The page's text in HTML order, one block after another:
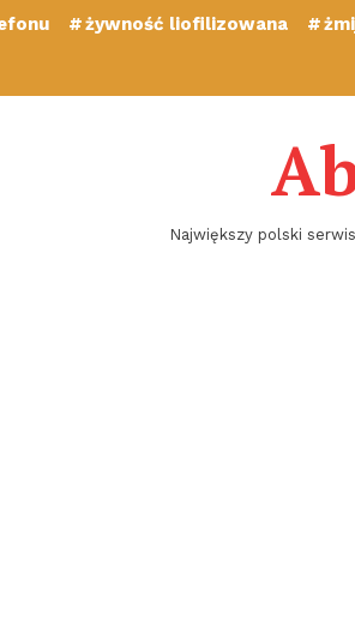
żywność liofilizowana
Największy polski